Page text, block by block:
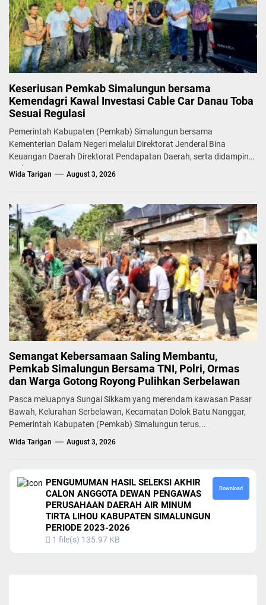
Keseriusan Pemkab Simalungun bersama
Kemendagri Kawal Investasi Cable Car Danau Toba
Sesuai Regulasi
Pemerintah Kabupaten (Pemkab) Simalungun bersama
Kementerian Dalam Negeri melalui Direktorat Jenderal Bina
Keuangan Daerah Direktorat Pendapatan Daerah, serta didampingi
Badan...
Wida Tarigan August 3, 2026
Semangat Kebersamaan Saling Membantu,
Pemkab Simalungun Bersama TNI, Polri, Ormas
dan Warga Gotong Royong Pulihkan Serbelawan
Pasca meluapnya Sungai Sikkam yang merendam kawasan Pasar
Bawah, Kelurahan Serbelawan, Kecamatan Dolok Batu Nanggar,
Pemerintah Kabupaten (Pemkab) Simalungun terus...
Wida Tarigan August 3, 2026
PENGUMUMAN HASIL SELEKSI AKHIR
CALON ANGGOTA DEWAN PENGAWAS
PERUSAHAAN DAERAH AIR MINUM
TIRTA LIHOU KABUPATEN SIMALUNGUN
PERIODE 2023-2026
1 file(s) 135.97 KB
Download